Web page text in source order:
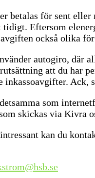
betalas för sent
Eftersom
också olika
autogiro, där
att du har
inkassoavgifter. Ack,
som
skickas via Kivra
kan du